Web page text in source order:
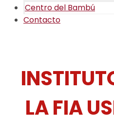
Centro del Bambú
Contacto
LA FIA